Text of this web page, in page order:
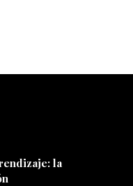
la